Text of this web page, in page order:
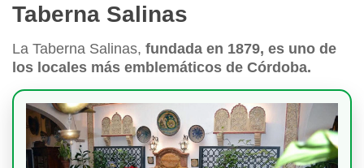
Taberna Salinas
La Taberna Salinas, fundada en 1879, es uno de
los locales más emblemáticos de Córdoba.